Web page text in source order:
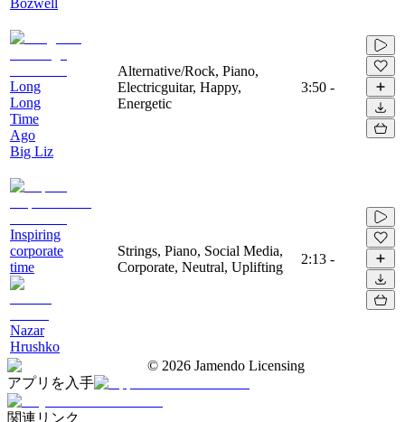
Long
Long
Time
Ago
Big Liz
Alternative/Rock, Piano,
Electricguitar, Happy,
Energetic
3:50 -
Inspiring
corporate
time
Nazar
Hrushko
Strings, Piano, Social Media,
Corporate, Neutral, Uplifting
2:13 -
© 2026 Jamendo Licensing
アプリを入手
関連リンク